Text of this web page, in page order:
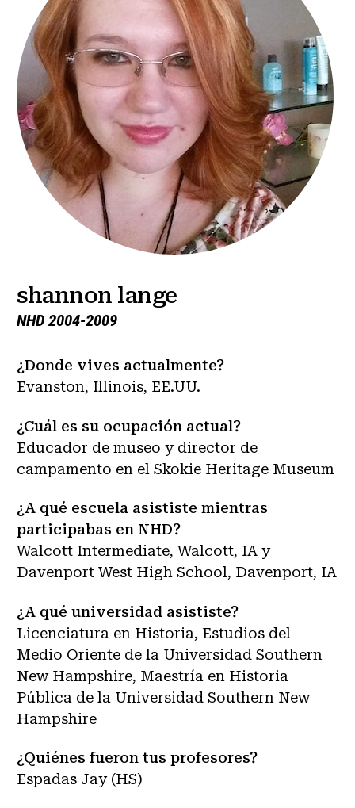
shannon lange
NHD 2004-2009
¿Donde vives actualmente?
Evanston, Illinois, EE.UU.
¿Cuál es su ocupación actual?
Educador de museo y director de
campamento en el Skokie Heritage Museum
¿A qué escuela asististe mientras
participabas en NHD?
Walcott Intermediate, Walcott, IA y
Davenport West High School, Davenport, IA
¿A qué universidad asististe?
Licenciatura en Historia, Estudios del
Medio Oriente de la Universidad Southern
New Hampshire, Maestría en Historia
Pública de la Universidad Southern New
Hampshire
¿Quiénes fueron tus profesores?
Espadas Jay (HS)